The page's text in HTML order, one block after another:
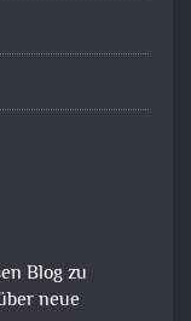
Blog zu
neue